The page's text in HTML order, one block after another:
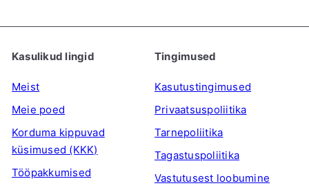
o
e
Kasulikud lingid
Meist
Meie poed
Korduma kippuvad
küsimused (KKK)
Tööpakkumised
Tingimused
Kasutustingimused
Privaatsuspoliitika
Tarnepoliitika
Tagastuspoliitika
Vastutusest loobumine